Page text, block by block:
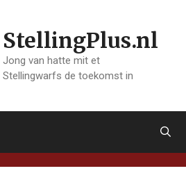
StellingPlus.nl
Jong van hatte mit et
Stellingwarfs de toekomst in